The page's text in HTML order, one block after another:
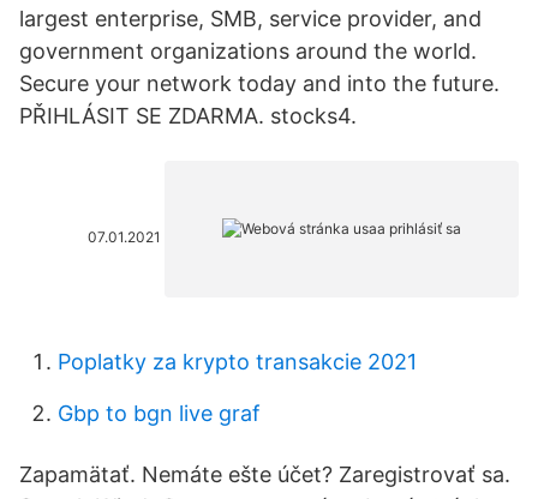
largest enterprise, SMB, service provider, and
government organizations around the world.
Secure your network today and into the future.
PŘIHLÁSIT SE ZDARMA. stocks4.
07.01.2021
Poplatky za krypto transakcie 2021
Gbp to bgn live graf
Zapamätať. Nemáte ešte účet? Zaregistrovať sa.